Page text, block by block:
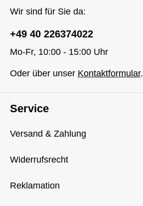
Wir sind für Sie da:
+49 40 226374022
Mo-Fr, 10:00 - 15:00 Uhr
Oder über unser Kontaktformular.
Service
Versand & Zahlung
Widerrufsrecht
Reklamation